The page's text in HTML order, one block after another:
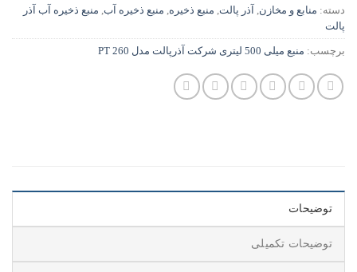
دسته: منابع و مخازن, آذر پالت, منبع ذخیره, منبع ذخیره آب, منبع ذخیره آب آذر
پالت
برچسب: منبع میلی 500 لیتری شرکت آذرپالت مدل PT 260
توضیحات
توضیحات تکمیلی